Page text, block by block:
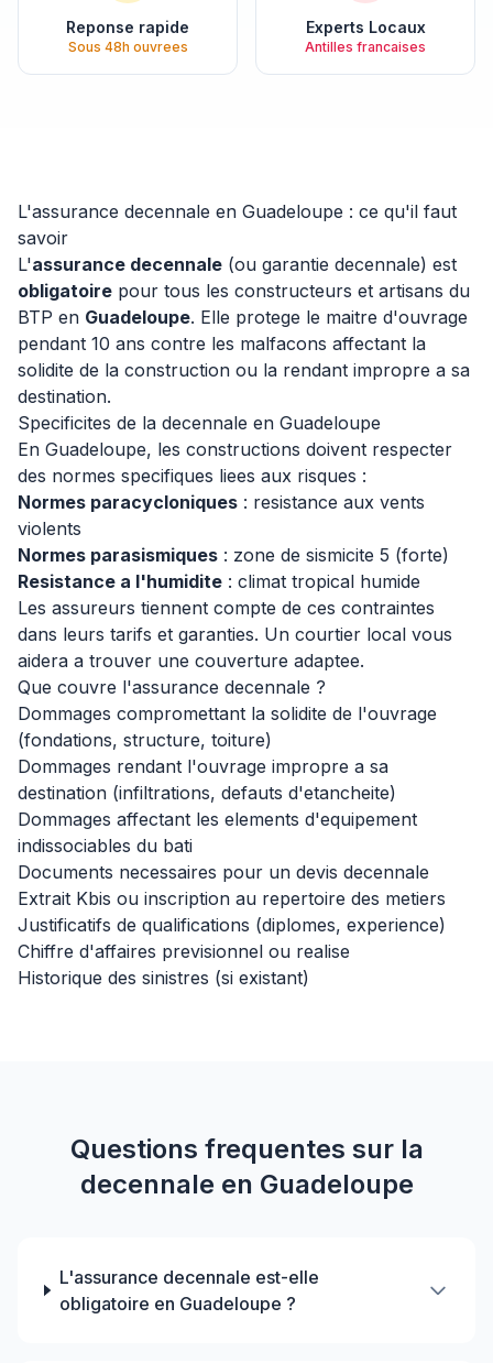
Reponse rapide
Sous 48h ouvrees
Experts Locaux
Antilles francaises
L'assurance decennale en Guadeloupe : ce qu'il faut
savoir
L'assurance decennale (ou garantie decennale) est
obligatoire pour tous les constructeurs et artisans du
BTP en Guadeloupe. Elle protege le maitre d'ouvrage
pendant 10 ans contre les malfacons affectant la
solidite de la construction ou la rendant impropre a sa
destination.
Specificites de la decennale en Guadeloupe
En Guadeloupe, les constructions doivent respecter
des normes specifiques liees aux risques :
Normes paracycloniques : resistance aux vents
violents
Normes parasismiques : zone de sismicite 5 (forte)
Resistance a l'humidite : climat tropical humide
Les assureurs tiennent compte de ces contraintes
dans leurs tarifs et garanties. Un courtier local vous
aidera a trouver une couverture adaptee.
Que couvre l'assurance decennale ?
Dommages compromettant la solidite de l'ouvrage
(fondations, structure, toiture)
Dommages rendant l'ouvrage impropre a sa
destination (infiltrations, defauts d'etancheite)
Dommages affectant les elements d'equipement
indissociables du bati
Documents necessaires pour un devis decennale
Extrait Kbis ou inscription au repertoire des metiers
Justificatifs de qualifications (diplomes, experience)
Chiffre d'affaires previsionnel ou realise
Historique des sinistres (si existant)
Questions frequentes sur la
decennale en Guadeloupe
L'assurance decennale est-elle
obligatoire en Guadeloupe ?